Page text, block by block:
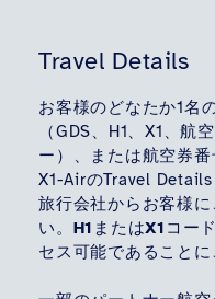
Travel Details
お客様のどなたか1名
（GDS、H1、X1、航
ー）、または航空券
X1-AirのTravel Details
旅行会社からお客様
い。 H1またはX1コー
セス可能であることに